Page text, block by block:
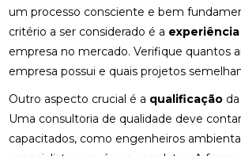
um processo consciente e bem
critério a ser considerado é a experiência
empresa no mercado. Verifique quantos
empresa possui e quais projetos
Outro aspecto crucial é a qualificaçãoda
Uma consultoria de qualidade deve
capacitados, como engenheiros